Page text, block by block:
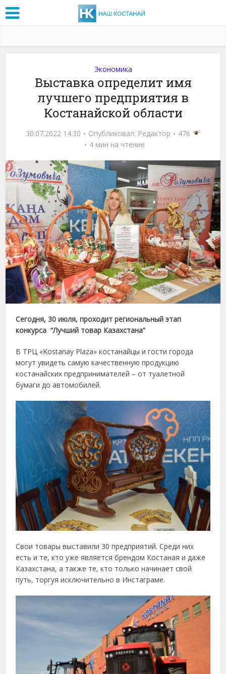
Экономика
Выставка определит имя
лучшего предприятия в
Костанайской области
30.07.2022 14:30 Опубликовал: Редактор
476
4 мин на чтение
Сегодня, 30 июля, проходит региональный этап
конкурса “Лучший товар Казахстана”
В ТРЦ «Kostanay Plaza» костанайцы и гости города
могут увидеть самую качественную продукцию
костанайских предпринимателей – от туалетной
бумаги до автомобилей.
Свои товары выставили 30 предприятий. Среди них
есть и те, кто уже является брендом Костаная и даже
Казахстана, а также те, кто только начинает свой
путь, торгуя исключительно в Инстаграме.